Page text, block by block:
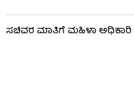
ಸಚಿವರ ಮಾತಿಗೆ ಮಹಿಳಾ ಅಧಿಕಾರಿ